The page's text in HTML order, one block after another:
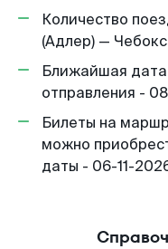
Количество
(Адлер) —
Ближайшая дата
отправления -
Билеты на
можно
даты - 06-11-